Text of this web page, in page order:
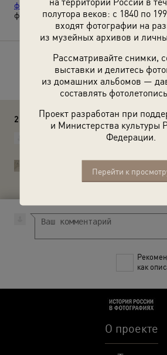
полутора веков: с 1840 по
входят фотографии на
из музейных архивов и
Рассматривайте снимки,
выставки и делитесь
из домашних альбомов —
составлять
Проект разработан при
и Министерства культуры
Федерации.
Перейти к
фотографий 1920»и «История страны
фотографией.
Расскажите друзьям об
2 комментария
История России в фотографиях
Реймер Станислав, спасибо,
как
О проекте